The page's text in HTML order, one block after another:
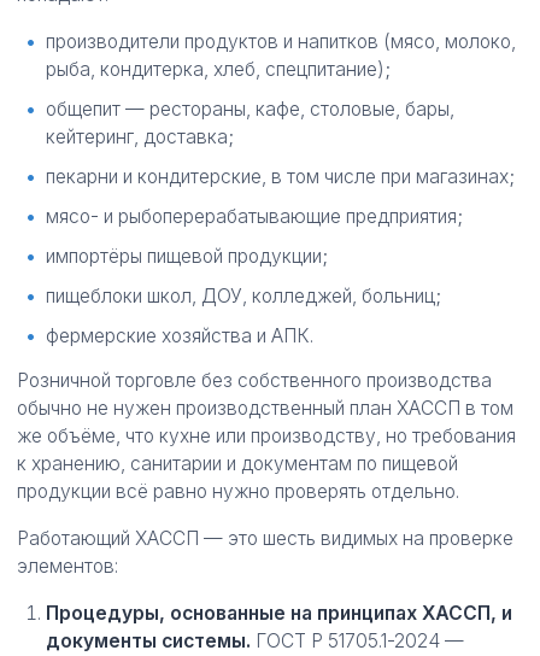
производители продуктов и напитков (мясо, молоко,
рыба, кондитерка, хлеб, спецпитание);
общепит — рестораны, кафе, столовые, бары,
кейтеринг, доставка;
пекарни и кондитерские, в том числе при магазинах;
мясо- и рыбоперерабатывающие предприятия;
импортёры пищевой продукции;
пищеблоки школ, ДОУ, колледжей, больниц;
фермерские хозяйства и АПК.
Розничной торговле без собственного производства
обычно не нужен производственный план ХАССП в том
же объёме, что кухне или производству, но требования
к хранению, санитарии и документам по пищевой
продукции всё равно нужно проверять отдельно.
Работающий ХАССП — это шесть видимых на проверке
элементов:
Процедуры, основанные на принципах ХАССП, и
документы системы. ГОСТ Р 51705.1-2024 —